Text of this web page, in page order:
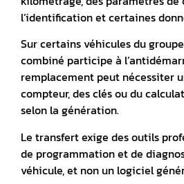
l’identification et certaines
Sur certains véhicules du
combiné participe à
remplacement peut nécessiter
compteur, des clés ou du
selon la génération.
Le transfert exige des outils
de programmation et de
véhicule, et non un logiciel